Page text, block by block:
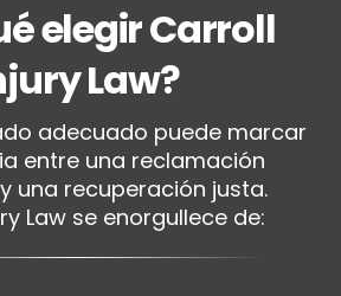
elegir Carroll
Law?
adecuado puede marcar
entre una reclamación
una recuperación justa.
Law se enorgullece de: